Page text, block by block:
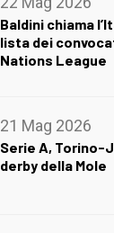
Baldini chiama
lista dei
Nations League
21 Mag 2026
Serie A, Torino-
derby della Mole